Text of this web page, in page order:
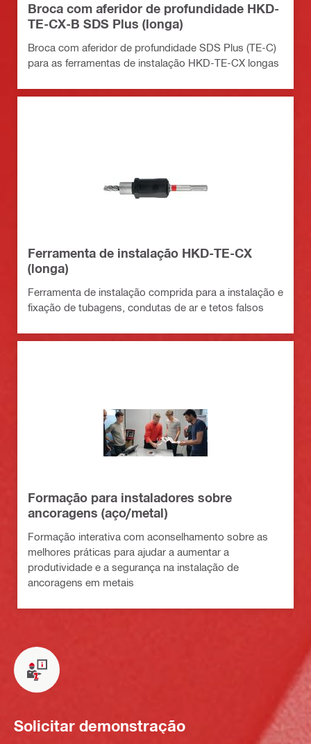
Broca com aferidor de profundidade HKD-
TE-CX-B SDS Plus (longa)
Broca com aferidor de profundidade SDS Plus (TE-C)
para as ferramentas de instalação HKD-TE-CX longas
Ferramenta de instalação HKD-TE-CX
(longa)
Ferramenta de instalação comprida para a instalação e
fixação de tubagens, condutas de ar e tetos falsos
Formação para instaladores sobre
ancoragens (aço/metal)
Formação interativa com aconselhamento sobre as
melhores práticas para ajudar a aumentar a
produtividade e a segurança na instalação de
ancoragens em metais
Solicitar demonstração